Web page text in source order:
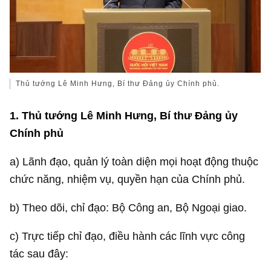
Thủ tướng Lê Minh Hưng, Bí thư Đảng ủy Chính phủ.
1. Thủ tướng Lê Minh Hưng, Bí thư Đảng ủy
Chính phủ
a) Lãnh đạo, quản lý toàn diện mọi hoạt động thuộc
chức năng, nhiệm vụ, quyền hạn của Chính phủ.
b) Theo dõi, chỉ đạo: Bộ Công an, Bộ Ngoại giao.
c) Trực tiếp chỉ đạo, điều hành các lĩnh vực công
tác sau đây: